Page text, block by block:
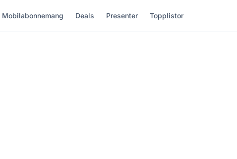
Mobilabonnemang Deals Presenter Topplistor